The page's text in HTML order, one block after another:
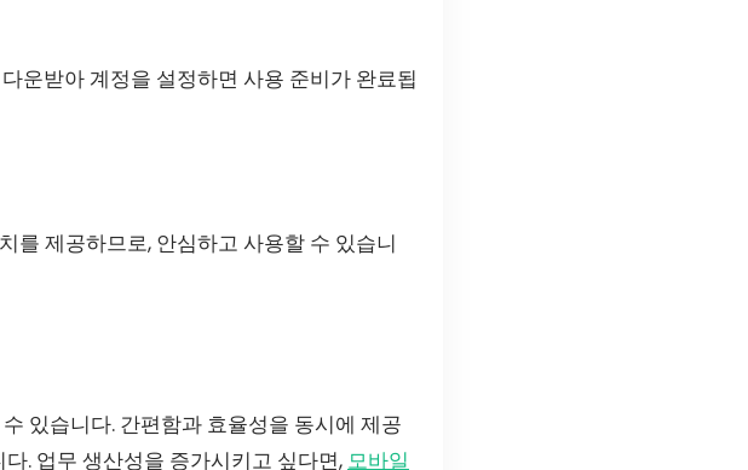
운받아 계정을 설정하면 사용 준비가 완료됩
를 제공하므로, 안심하고 사용할 수 있습니
있습니다. 간편함과 효율성을 동시에 제공
. 업무 생산성을 증가시키고 싶다면, 모바일